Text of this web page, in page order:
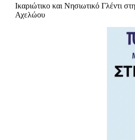
Ικαριώτικο και Νησιωτικό Γλέντι
Αχελώου